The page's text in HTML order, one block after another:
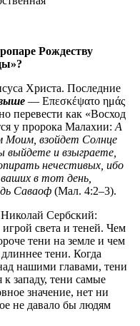
Рождеству
Христа. Последние
— Επεσκέψατο ημάς
перевести как «Восход
у пророка Малахии:А
Моим, взойдет Солнце
выйдете и взыграете,
нечестивых, ибо
в тот день,
Саваоф (Мал. 4:2–3).
Сербский:
света и теней. Чем
тени на земле и чем
тени. Когда
нашими главами, тени
к западу, тени самые
значение, нет ни
не давало бы людям